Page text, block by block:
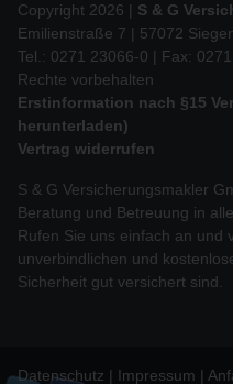
Copyright 2026 | S & G
Emilienstraße 7 | 57072
Tel.: 0271 23066-0 | Fax:
Rechte vorbehalten
Erstinformation nach §15
herunterladen)
Vertrag widerrufen
S & G Versicherungsmakler
Beratung und Betreuung in
Rufen Sie uns einfach an und
unverbindlichen und
Sicherheit gut versichert sind.
Datenschutz Impressum